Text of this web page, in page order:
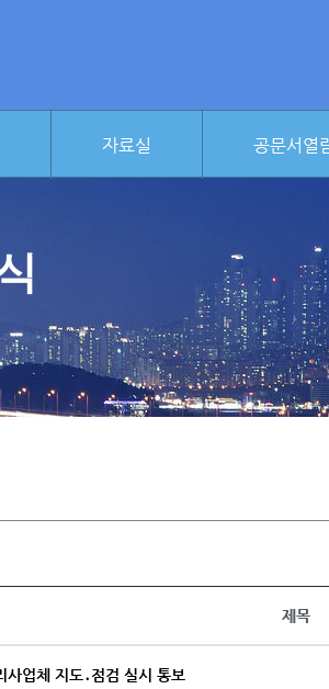
자료실 공문서열
제목
업체 지도․점검 실시 통보